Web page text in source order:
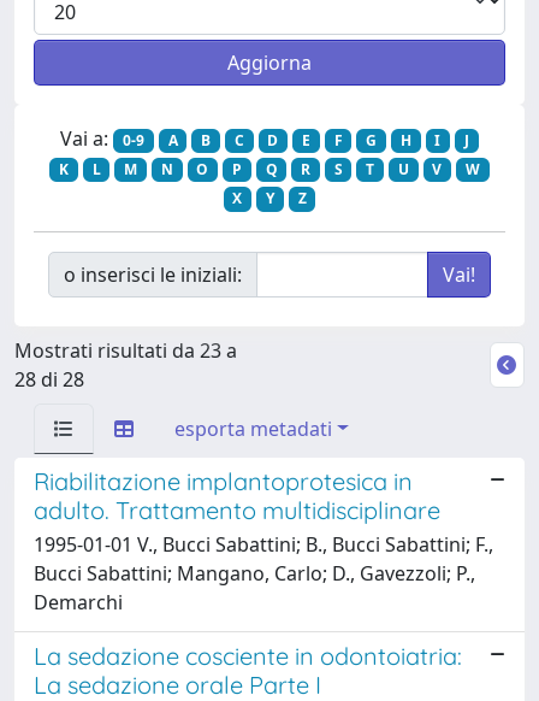
Vai a: 0-9 A B C D E F G H I
J
K
L M N O P Q R S T U V
W
X
Y Z
o inserisci le iniziali:
Mostrati risultati da 23 a
28 di 28
esporta metadati
Riabilitazione implantoprotesica in
adulto. Trattamento multidisciplinare
1995-01-01 V., Bucci Sabattini; B., Bucci Sabattini; F.,
Bucci Sabattini; Mangano, Carlo; D., Gavezzoli; P.,
Demarchi
La sedazione cosciente in odontoiatria:
La sedazione orale Parte I